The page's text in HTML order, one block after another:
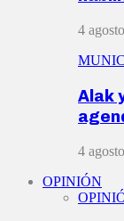
4
Alak
4
OPINIÓN